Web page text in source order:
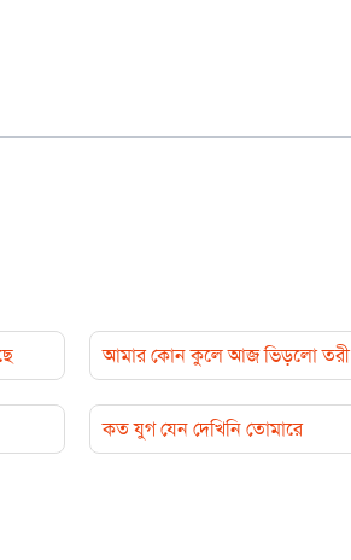
আমার কোন কুলে আজ ভিড়লো তরী
কত যুগ যেন দেখিনি তোমারে